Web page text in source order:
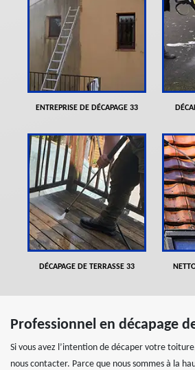
ENTREPRISE DE DÉCAPAGE 33
DÉCAPAGE DE TERRASSE 33
Professionnel en décapage
Si vous avez l’intention de décaper votre
nous contacter. Parce que nous sommes à la